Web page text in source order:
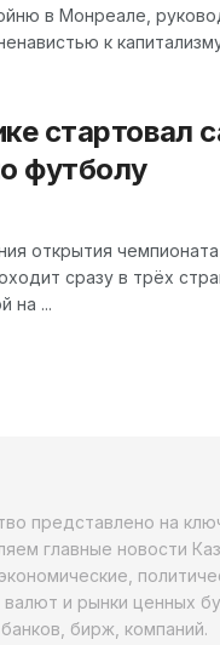
в Монреале,
к
стартовал
футболу
открытия
сразу в трёх
на ...
представлено на
главные новости
и рынки ценных
бирж, компаний.